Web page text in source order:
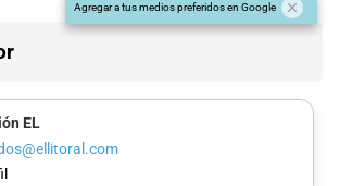
Agregar a tus medios preferidos en Google
EL